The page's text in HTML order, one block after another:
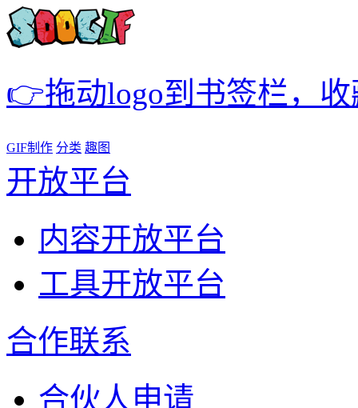
👉拖动logo到书签栏，
GIF制作 分类 趣图
开放平台
内容开放平台
工具开放平台
合作联系
合伙人申请